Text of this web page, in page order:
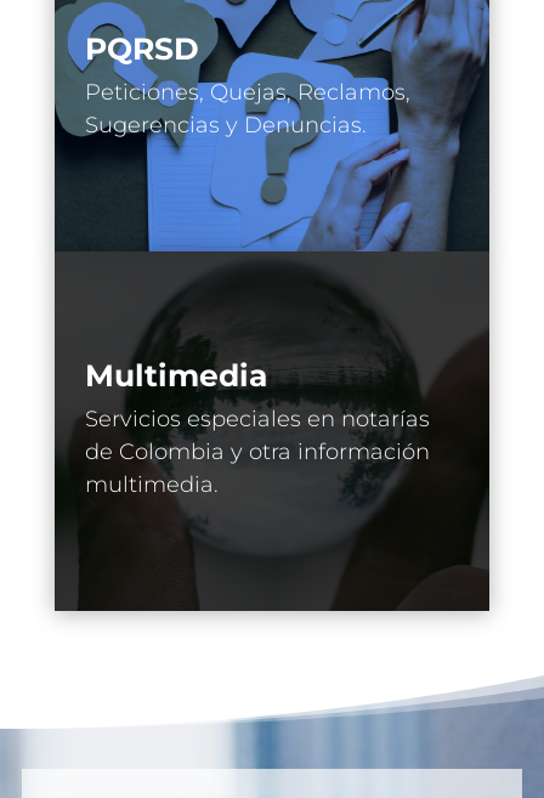
PQRSD
Peticiones, Quejas, Reclamos,
Sugerencias y Denuncias.
Multimedia
Servicios especiales en notarías
de Colombia y otra información
multimedia.